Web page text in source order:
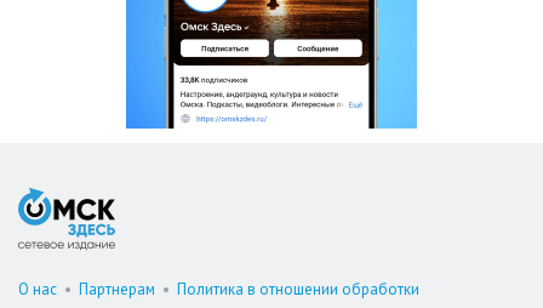
О нас • Партнерам • Политика в отношении обработки